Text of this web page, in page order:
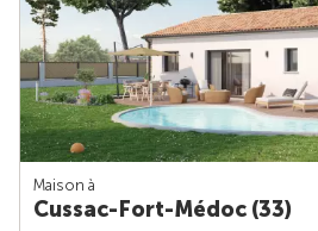
Maison à
Cussac-Fort-Médoc (33)